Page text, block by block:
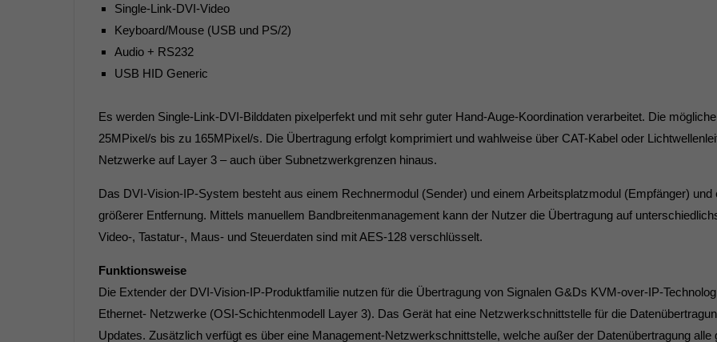
Single-Link-DVI-Video
Keyboard/Mouse (USB und PS/2)
Audio + RS232
USB HID Generic
Es werden Single-Link-DVI-Bilddaten pixelperfekt und mit sehr guter Hand-Auge-Koordination verarbeitet. Die
25MPixel/s bis zu 165MPixel/s. Die Übertragung erfolgt komprimiert und wahlweise über CAT-Kabel oder
Netzwerke auf Layer 3 – auch über Subnetzwerkgrenzen hinaus.
Das DVI-Vision-IP-System besteht aus einem Rechnermodul (Sender) und einem Arbeitsplatzmodul (Empfänger)
größerer Entfernung. Mittels manuellem Bandbreitenmanagement kann der Nutzer die Übertragung auf
Video-, Tastatur-, Maus- und Steuerdaten sind mit AES-128 verschlüsselt.
Funktionsweise
Die Extender der DVI-Vision-IP-Produktfamilie nutzen für die Übertragung von Signalen G&Ds KVM-over-IP-
Ethernet- Netzwerke (OSI-Schichtenmodell Layer 3). Das Gerät hat eine Netzwerkschnittstelle für die
Updates. Zusätzlich verfügt es über eine Management-Netzwerkschnittstelle, welche außer der Datenübertragung alle